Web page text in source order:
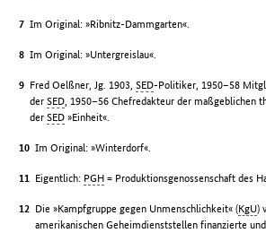
Im Original: »Ribnitz-Dammgarten«.
Im Original: »Untergreislau«.
Fred Oelßner, Jg. 1903,SED-Politiker, 1950–58
derSED, 1950–56 Chefredakteur der maßgeblichen
derSED »Einheit«.
Im Original: »Winterdorf«.
Eigentlich: PGH = Produktionsgenossenschaft des
Die »Kampfgruppe gegen Unmenschlichkeit« (KgU)
amerikanischen Geheimdienststellen finanzierte